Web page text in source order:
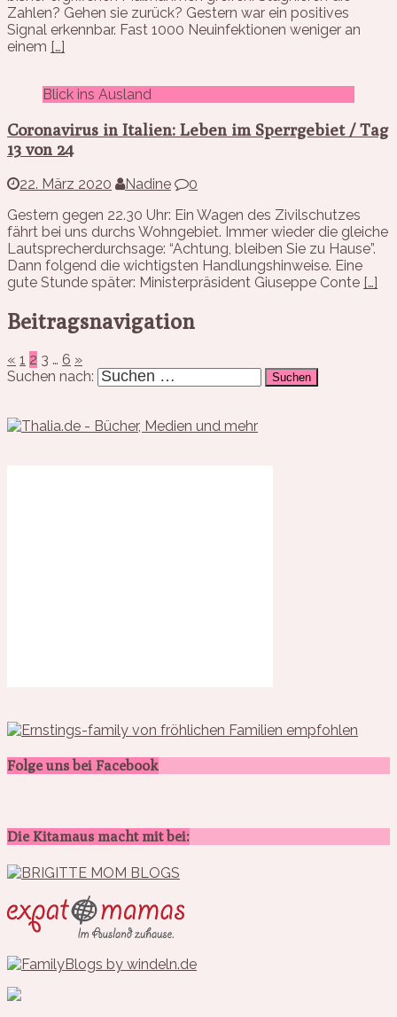
Zahlen? Gehen sie zurück? Gestern war ein positives
Signal erkennbar. Fast 1000 Neuinfektionen weniger an
einem […]
Blick ins Ausland
Coronavirus in Italien: Leben im Sperrgebiet / Tag
13 von 24
22. März 2020 Nadine
0
Gestern gegen 22.30 Uhr: Ein Wagen des Zivilschutzes
fährt bei uns durchs Wohngebiet. Immer wieder die gleiche
Lautsprecherdurchsage: “Achtung, bleiben Sie zu Hause”.
Dann folgend die wichtigsten Handlungshinweise. Eine
gute Stunde später: Ministerpräsident Giuseppe Conte […]
Beitragsnavigation
« 1 2 3 … 6 »
Suchen nach:
Folge uns bei Facebook
Die Kitamaus macht mit bei: